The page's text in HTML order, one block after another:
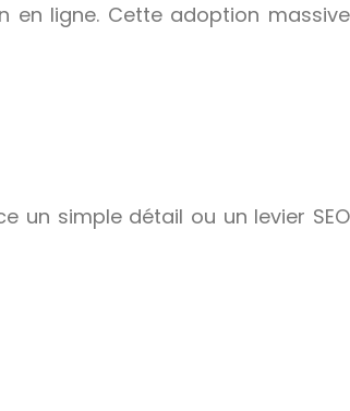
en ligne. Cette adoption massive
un simple détail ou un levier SEO